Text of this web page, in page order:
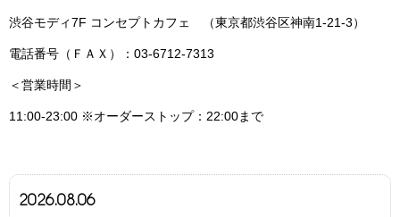
2026.08.06
渋谷モディ7F コンセプトカフェ （東京都渋谷区神南1-21-3）
電話番号（ＦＡＸ）：03-6712-7313
＜営業時間＞
11:00-23:00 ※オーダーストップ：22:00まで